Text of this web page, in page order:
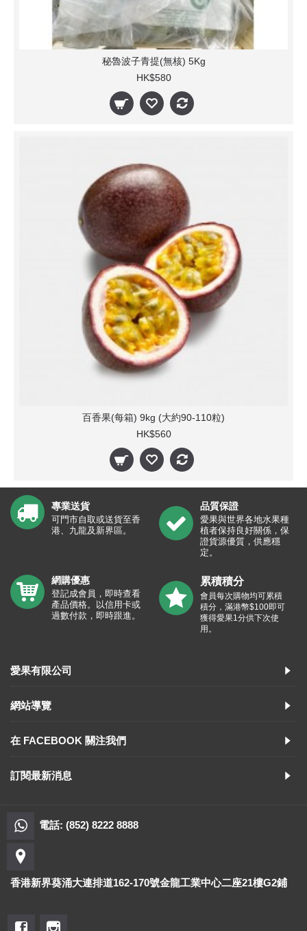
秘魯波子青提(無核) 5Kg
HK$580
百香果(每箱) 9kg (大約90-110粒)
HK$560
專業送貨
可門市自取或送貨至香
港、九龍及新界區。
品質保證
愛果與世界各地水果種
植者保持良好關係，保
證貨源優質，供應穩
定。
網購優惠
登記成會員，即時查看
產品價格。以信用卡或
過數付款，即時跟進。
累積積分
會員每次購物均可累積
積分，滿港幣$100即可
獲得愛果1分供下次使
用。
愛果有限公司
網站導覽
在 FACEBOOK 關注我們
訂閱最新消息
電話: (852) 8222 8888
香港新界葵涌大連排道162-170號金龍工業中心二座21樓G2鋪